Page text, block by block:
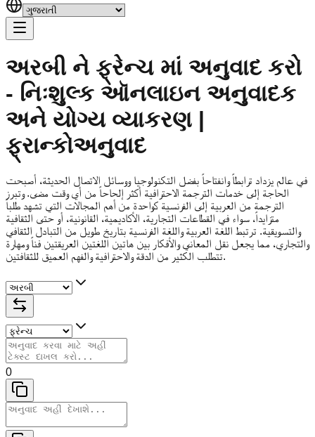
અરબી ને ફ્રેન્ચ માં અનુવાદ કરો
- નિઃશુલ્ક ઑનલાઇન અનુવાદક
અને યોગ્ય વ્યાકરણ |
ફ્રાન્કોઅનુવાદ
في عالم يزداد ترابطاً وانفتاحاً بفضل التكنولوجيا ووسائل الاتصال الحديثة، أصبحت
الحاجة إلى خدمات الترجمة الاحترافية أكثر إلحاحاً من أي وقت مضى. وتبرز
الترجمة من العربية إلى الفرنسية كواحدة من أهم المجالات التي تشهد طلباً
متزايداً، سواء في القطاعات التجارية، الأكاديمية، القانونية، أو حتى الثقافية
والتسويقية. ترتبط اللغة العربية واللغة الفرنسية بتاريخ طويل من التبادل الثقافي
والتجاري، مما يجعل نقل المعاني والأفكار بين هاتين اللغتين العريقتين فناً ومهارة
تتطلب الكثير من الدقة والاحترافية والفهم العميق للثقافتين.
0